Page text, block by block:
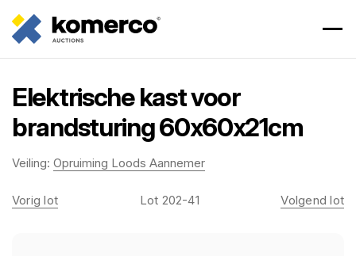
Elektrische kast voor
brandsturing 60x60x21cm
Veiling: Opruiming Loods Aannemer
Vorig lot Lot 202-41 Volgend lot